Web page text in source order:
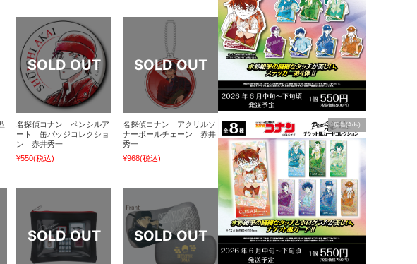
広告(Ads)
名探偵コナン ペンシルア
ート 缶バッジコレクショ
ン 赤井秀一
¥550(税込)
名探偵コナン アクリルソ
ナーボールチェーン 赤井
秀一
¥968(税込)